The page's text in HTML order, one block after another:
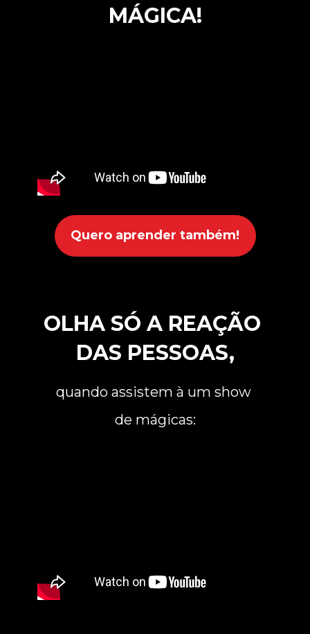
MÁGICA!
Quero aprender também!
quando assistem à um show
de mágicas:
OLHA SÓ A REAÇÃO
DAS PESSOAS,